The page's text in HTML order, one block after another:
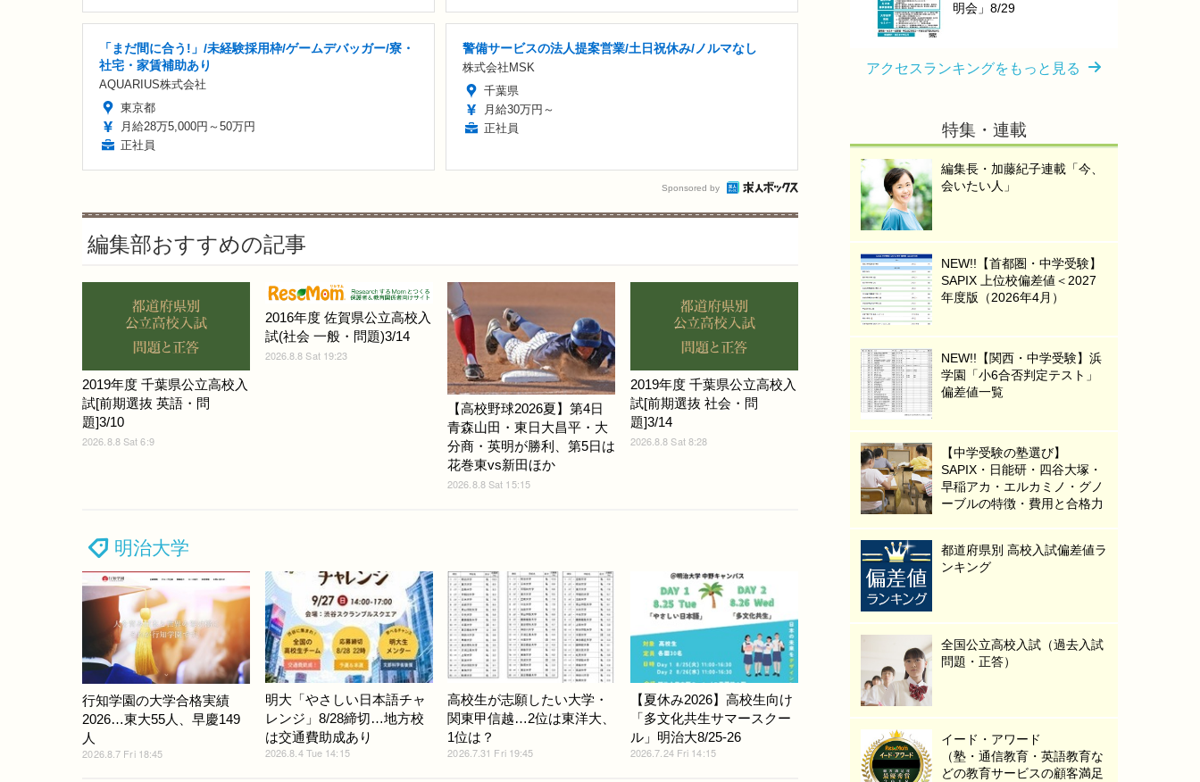
「まだ間に合う!」/未経験採用枠/ゲームデバッガー/寮・
社宅・家賃補助あり
AQUARIUS株式会社
東京都
月給28万5,000円～50万円
正社員
警備サービスの法人提案営業/土日祝休み/ノルマなし
株式会社MSK
千葉県
月給30万円～
正社員
Sponsored by
編集部おすすめの記事
2019年度 千葉県公立高校入
試[前期選抜 英語・問
題]3/10
2026.8.8 Sat 6:9
2016年度 佐賀県公立高校入
試(社会 一般・問題)3/14
2026.8.8 Sat 19:23
【高校野球2026夏】第4日
青森山田・東日大昌平・大
分商・英明が勝利、第5日は
花巻東vs新田ほか
2026.8.8 Sat 15:15
2019年度 千葉県公立高校入
試[前期選抜 社会・問
題]3/14
2026.8.8 Sat 8:28
明治大学
行知学園の大学合格実績
2026…東大55人、早慶149
人
2026.8.7 Fri 18:45
明大「やさしい日本語チャ
レンジ」8/28締切…地方校
は交通費助成あり
2026.8.4 Tue 14:15
高校生が志願したい大学・
関東甲信越…2位は東洋大、
1位は？
2026.7.31 Fri 19:45
【夏休み2026】高校生向け
「多文化共生サマースクー
ル」明治大8/25-26
2026.7.24 Fri 14:15
明会」8/29
アクセスランキングをもっと見る
特集・連載
編集長・加藤紀子連載「今、
会いたい人」
NEW!!【首都圏・中学受験】
SAPIX 上位校偏差値＜2027
年度版（2026年4月）
NEW!!【関西・中学受験】浜
学園「小6合否判定テスト」
偏差値一覧
【中学受験の塾選び】
SAPIX・日能研・四谷大塚・
早稲アカ・エルカミノ・グノ
ーブルの特徴・費用と合格力
都道府県別 高校入試偏差値ラ
ンキング
全国公立高校入試（過去入試
問題・正答）
イード・アワード
（塾・通信教育・英語教育な
どの教育サービスの顧客満足